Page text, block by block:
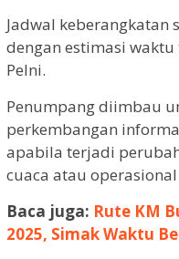
Jadwal keberangkatan
dengan estimasi
Pelni.
Penumpang diimbau
perkembangan
apabila terjadi
cuaca atau
Baca juga: Rute KM
2025, Simak Waktu